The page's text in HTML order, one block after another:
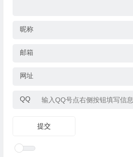
昵称
邮箱
网址
QQ